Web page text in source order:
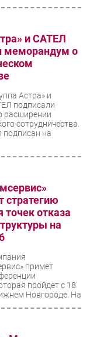
и САТЕЛ
меморандум о
Астра» и
подписали
расширении
сотрудничества.
подписан на
стратегию
точек отказа
на
примет
пройдет с 18
Новгороде. На